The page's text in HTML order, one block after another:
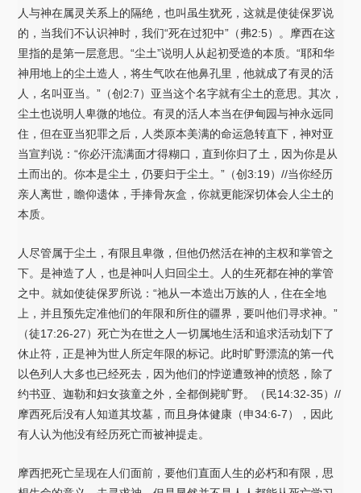
人与神在属灵关系上的隔绝，也叫虽生犹死，这就是使徒保罗说
的，当我们不认识神时，我们“死在过犯中”（弗2:5）。摩西在这
里指的是第一层意思。“尘土”说明人从起初受造的本质。“耶和华
神用地上的尘土造人，将生气吹在他鼻孔里，他就成了有灵的活
人，名叫亚当。”（创2:7）亚当这个名字就有尘土的意思。其次，
尘土也说明人卑微的地位。有灵的活人本当在伊甸园与神永远同
住，但在亚当犯罪之后，人类原本美满的命运急转直下，神对亚
当宣判说：“你必汗流满面才得糊口，直到你归了土，因为你是从
土而出的。你本是尘土，仍要归于尘土。”（创3:19）//当你经历
亲人离世，瞻仰遗体，手捧骨灰盒，你就更能深切体会人尘土的
本质。
人尽管属于尘土，有限且卑微，但他仍然活在神的主权和掌管之
下。是神造了人，也是神叫人归回尘土。人的生死都在神的掌管
之中。就如使徒保罗所说：“祂从一本造出万族的人，住在全地
上，并且预先定准他们的年限和所住的疆界，要叫他们寻求神。”
（徒17:26-27）死亡为在世之人一切属地生活和追求活动划下了
休止符，正是神为世人所定年限的标记。此时旷野漂流的第一代
以色列人大多也已经死去，因为他们的悖逆遭致神的愤怒，除了
约书亚、迦勒和妇女孩童之外，全都倒毙旷野。（民14:32-35）//
摩西死后没有人知道其坟墓，而且身体健康（申34:6-7），因此
有人认为他没有经历死亡而被神提走。
摩西把死亡呈现在人们面前，要他们直面人生的必朽和有限，思